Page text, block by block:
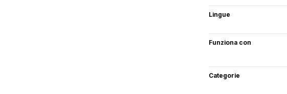
Lingue
Funziona con
Categorie